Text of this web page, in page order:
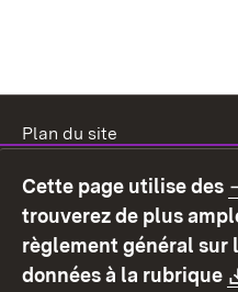
Plan du site
Mode d'emploi
Contact
Cette page utilise des
trouverez de plus
règlement général sur
données à la rubrique